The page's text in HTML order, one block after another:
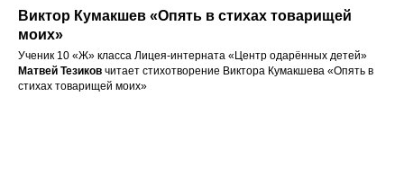
Виктор Кумакшев «Опять в стихах товарищей
моих»
Ученик 10 «Ж» класса Лицея-интерната «Центр одарённых детей»
Матвей Тезиков читает стихотворение Виктора Кумакшева «Опять в
стихах товарищей моих»